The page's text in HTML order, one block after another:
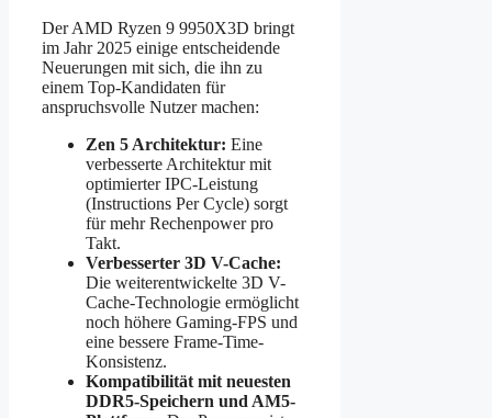
Der AMD Ryzen 9 9950X3D bringt
im Jahr 2025 einige entscheidende
Neuerungen mit sich, die ihn zu
einem Top-Kandidaten für
anspruchsvolle Nutzer machen:
Zen 5 Architektur: Eine
verbesserte Architektur mit
optimierter IPC-Leistung
(Instructions Per Cycle) sorgt
für mehr Rechenpower pro
Takt.
Verbesserter 3D V-Cache:
Die weiterentwickelte 3D V-
Cache-Technologie ermöglicht
noch höhere Gaming-FPS und
eine bessere Frame-Time-
Konsistenz.
Kompatibilität mit neuesten
DDR5-Speichern und AM5-